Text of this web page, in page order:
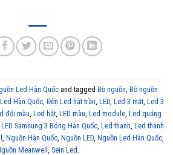
Led Hàn Quốc and tagged Bộ nguồn Bộ nguồn
Hàn Quốc Đèn Led hắt trần LED Led 3 mắt Led 3
đổi màu Led hắt LED màu Led module Led quảng
LED Samsung 3 Bóng Hàn Quốc Led thanh Led thanh
Nguồn Hàn Quốc, Nguồn LED, Nguồn Led Hàn Quốc,
Meanwell Sein Led